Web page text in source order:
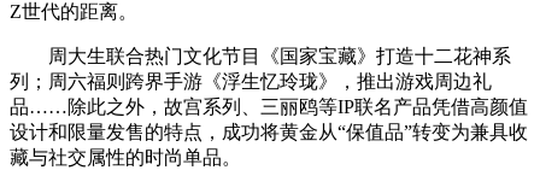
Z世代的距离。
周大生联合热门文化节目《国家宝藏》打造十二花神系
列；周六福则跨界手游《浮生忆玲珑》，推出游戏周边礼
品……除此之外，故宫系列、三丽鸥等IP联名产品凭借高颜值
设计和限量发售的特点，成功将黄金从“保值品”转变为兼具收
藏与社交属性的时尚单品。